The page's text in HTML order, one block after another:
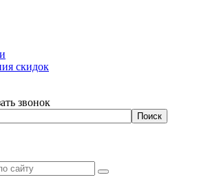
скидок
звонок